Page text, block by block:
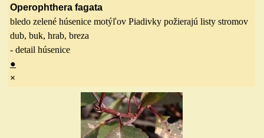
Operophthera fagata
bledo zelené húsenice motýľov Piadivky požierajú listy stromov
dub, buk, hrab, breza
- detail húsenice
●
×